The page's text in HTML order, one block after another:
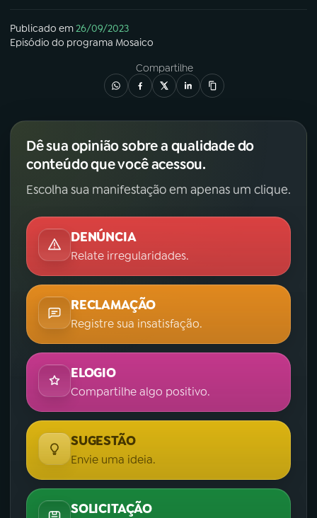
Publicado em26/09/2023
Episódio do programa Mosaico
Compartilhe
Dê sua opinião sobre a qualidade do
conteúdo que você acessou.
Escolha sua manifestação em apenas um clique.
DENÚNCIA
Relate irregularidades.
RECLAMAÇÃO
Registre sua insatisfação.
ELOGIO
Compartilhe algo positivo.
SUGESTÃO
Envie uma ideia.
SOLICITAÇÃO